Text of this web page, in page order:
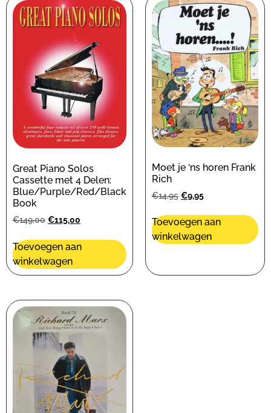
Great Piano Solos
Cassette met 4 Delen:
Blue/Purple/Red/Black
Book
€149,00 €115,00
Toevoegen aan
winkelwagen
Moet je ‘ns horen Frank
Rich
€14,95 €9,95
Toevoegen aan
winkelwagen